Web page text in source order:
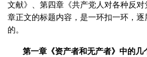
文献》、第四章《共产党人对各种反
章正文的标题内容，是一环扣一环，
的。
第一章《资产者和无产者》中的几